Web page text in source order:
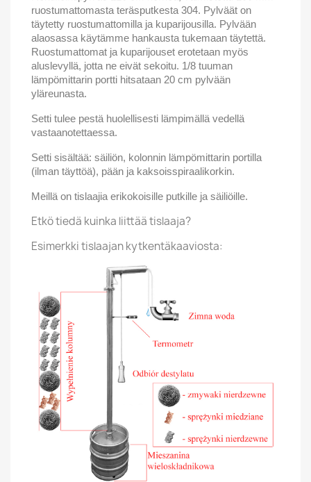
ruostumattomasta teräsputkesta 304. Pylväät on
täytetty ruostumattomilla ja kuparijousilla. Pylvään
alaosassa käytämme hankausta tukemaan täytettä.
Ruostumattomat ja kuparijouset erotetaan myös
aluslevyllä, jotta ne eivät sekoitu. 1/8 tuuman
lämpömittarin portti hitsataan 20 cm pylvään
yläreunasta.
Setti tulee pestä huolellisesti lämpimällä vedellä
vastaanotettaessa.
Setti sisältää: säiliön, kolonnin lämpömittarin portilla
(ilman täyttöä), pään ja kaksoisspiraalikorkin.
Meillä on tislaajia erikokoisille putkille ja säiliöille.
Etkö tiedä kuinka liittää tislaaja?
Esimerkki tislaajan kytkentäkaaviosta: